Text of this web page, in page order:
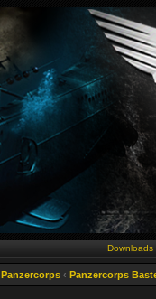
Downloads
Panzercorps ‹ Panzercorps